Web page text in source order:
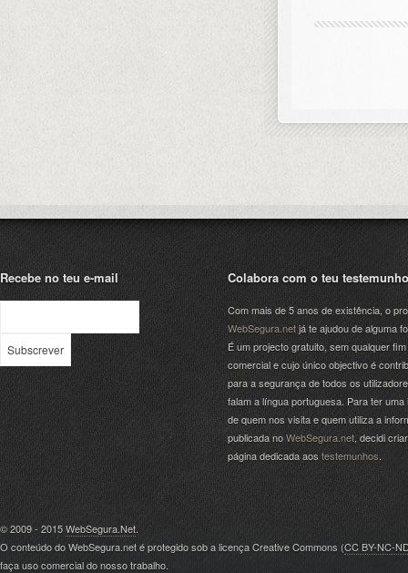
Recebe no teu e-mail Colabora com o teu testemunho
Com mais de 5 anos de existência, o
WebSegura.netjá te ajudou de alguma
É um projecto gratuito, sem qualquer fim
comercial e cujo único objectivo é
para a segurança de todos os
falam a língua portuguesa. Para ter uma
de quem nos visita e quem utiliza a
publicada noWebSegura.net , decidi
página dedicada aos testemunhos
© 2009 - 2015WebSegura.Net.
O conteúdo do WebSegura.net é protegido sob a licença Creative Commons (CC BY-NC-
faça uso comercial do nosso trabalho.